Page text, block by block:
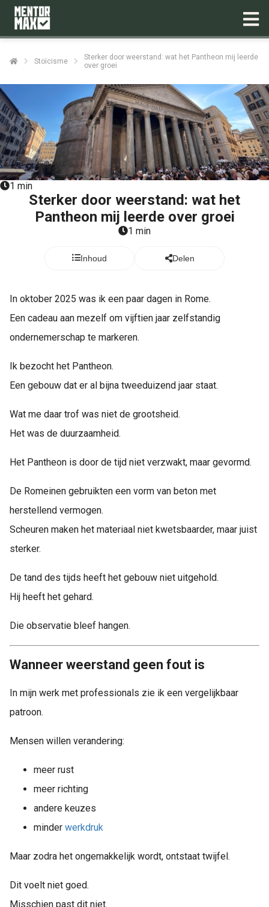
Stoïcisme
Sterker door weerstand: wat het Pantheon mij leerde
over groei
1 min
Sterker door weerstand: wat het
Pantheon mij leerde over groei
1 min
Inhoud Delen
In oktober 2025 was ik een paar dagen in Rome.
Een cadeau aan mezelf om vijftien jaar zelfstandig
ondernemerschap te markeren.
Ik bezocht het Pantheon.
Een gebouw dat er al bijna tweeduizend jaar staat.
Wat me daar trof was niet de grootsheid.
Het was de duurzaamheid.
Het Pantheon is door de tijd niet verzwakt, maar gevormd.
De Romeinen gebruikten een vorm van beton met
herstellend vermogen.
Scheuren maken het materiaal niet kwetsbaarder, maar juist
sterker.
De tand des tijds heeft het gebouw niet uitgehold.
Hij heeft het gehard.
Die observatie bleef hangen.
Wanneer weerstand geen fout is
In mijn werk met professionals zie ik een vergelijkbaar
patroon.
Mensen willen verandering:
meer rust
meer richting
andere keuzes
minder werkdruk
Maar zodra het ongemakkelijk wordt, ontstaat twijfel.
Dit voelt niet goed.
Misschien past dit niet.